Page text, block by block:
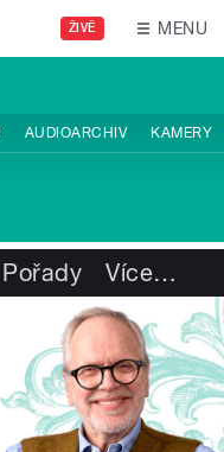
ŽIVĚ MENU
AUDIOARCHIV KAMERY
Pořady Více…